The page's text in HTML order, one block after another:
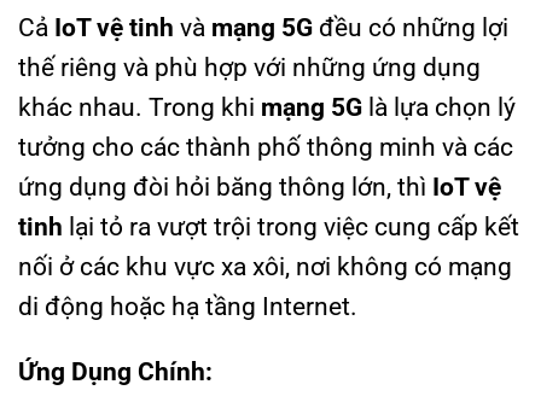
Cả IoT vệ tinh và mạng 5G đều có những lợi
thế riêng và phù hợp với những ứng dụng
khác nhau. Trong khi mạng 5G là lựa chọn lý
tưởng cho các thành phố thông minh và các
ứng dụng đòi hỏi băng thông lớn, thì IoT vệ
tinh lại tỏ ra vượt trội trong việc cung cấp kết
nối ở các khu vực xa xôi, nơi không có mạng
di động hoặc hạ tầng Internet.
Ứng Dụng Chính: